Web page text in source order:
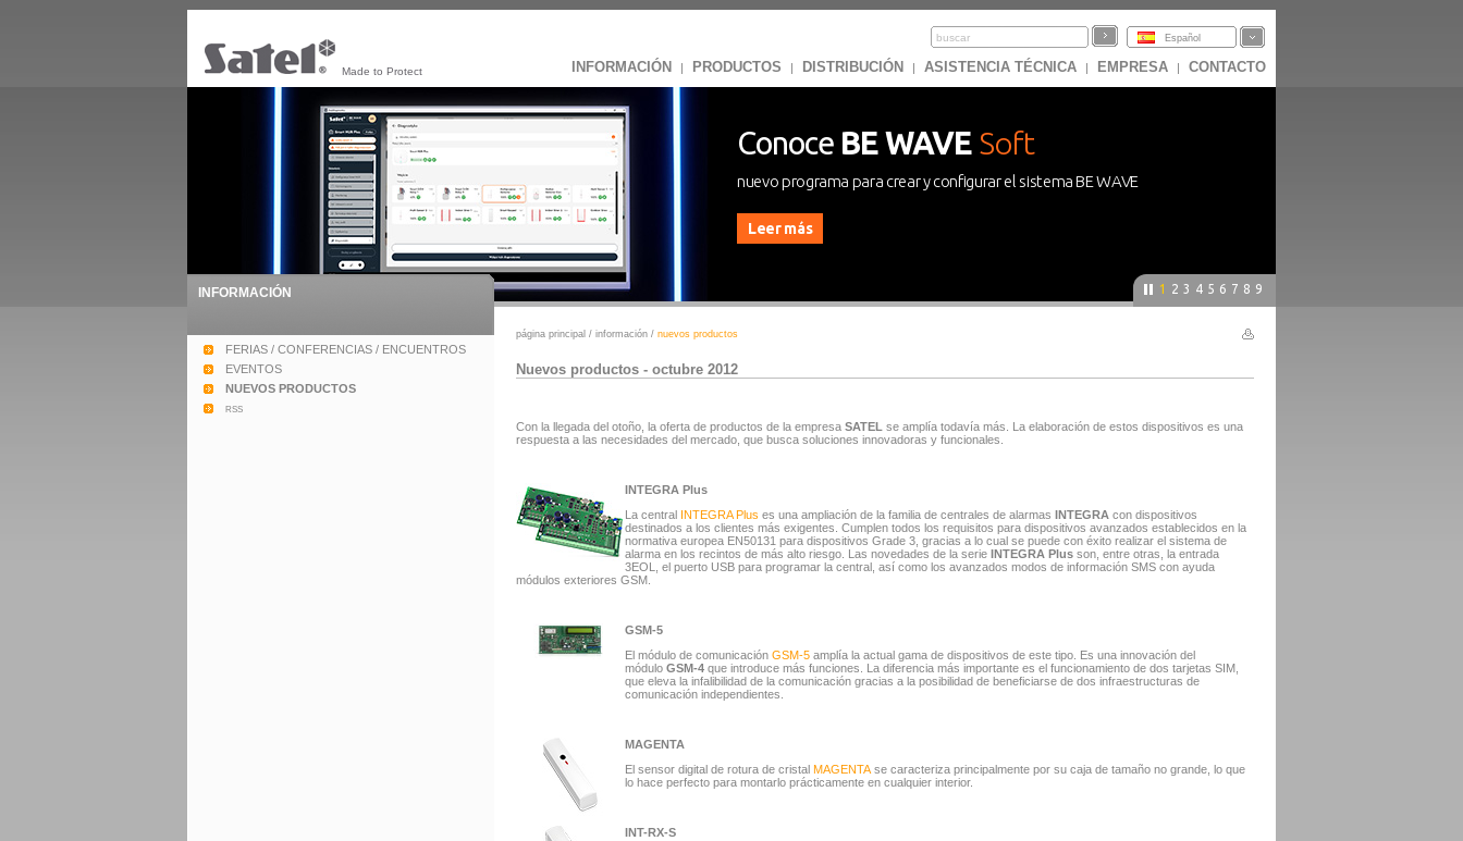
Made to Protect
Español
INFORMACIÓN | PRODUCTOS | DISTRIBUCIÓN | ASISTENCIA TÉCNICA | EMPRESA | CONTACTO
Conoce BE WAVE Soft
nuevo programa para crear y configurar el sistema BE WAVE
Leer más
1 2 3 4 5 6 7 8 9
INFORMACIÓN
FERIAS / CONFERENCIAS / ENCUENTROS
EVENTOS
NUEVOS PRODUCTOS
rss
página principal / información / nuevos productos
Nuevos productos - octubre 2012
Con la llegada del otoño, la oferta de productos de la empresa SATEL se amplía todavía más. La elaboración de estos dispositivos es una
respuesta a las necesidades del mercado, que busca soluciones innovadoras y funcionales.
INTEGRA Plus
La central INTEGRA Plus es una ampliación de la familia de centrales de alarmas INTEGRA con dispositivos
destinados a los clientes más exigentes. Cumplen todos los requisitos para dispositivos avanzados establecidos en la
normativa europea EN50131 para dispositivos Grade 3, gracias a lo cual se puede con éxito realizar el sistema de
alarma en los recintos de más alto riesgo. Las novedades de la serie INTEGRA Plus son, entre otras, la entrada
3EOL, el puerto USB para programar la central, así como los avanzados modos de información SMS con ayuda
módulos exteriores GSM.
GSM-5
El módulo de comunicación GSM-5 amplía la actual gama de dispositivos de este tipo. Es una innovación del
módulo GSM-4 que introduce más funciones. La diferencia más importante es el funcionamiento de dos tarjetas SIM,
que eleva la infalibilidad de la comunicación gracias a la posibilidad de beneficiarse de dos infraestructuras de
comunicación independientes.
MAGENTA
El sensor digital de rotura de cristal MAGENTA se caracteriza principalmente por su caja de tamaño no grande, lo que
lo hace perfecto para montarlo prácticamente en cualquier interior.
INT-RX-S